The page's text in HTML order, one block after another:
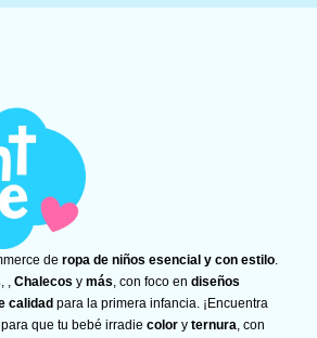
de ropa de niños esencial y con estilo.
, , Chalecos y más, con foco en diseños
calidad para la primera infancia. ¡Encuentra
para que tu bebé irradie color y ternura, con